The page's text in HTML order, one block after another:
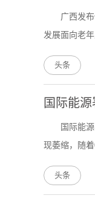
广西发
发展面向老
头条
国际能
国际能
现萎缩，随
头条